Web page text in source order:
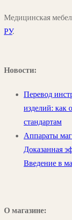
Медицинская
РУ.
Новости:
Перевод
изделий: как
стандартам
Аппараты
Доказанная
Введение в
О магазине: